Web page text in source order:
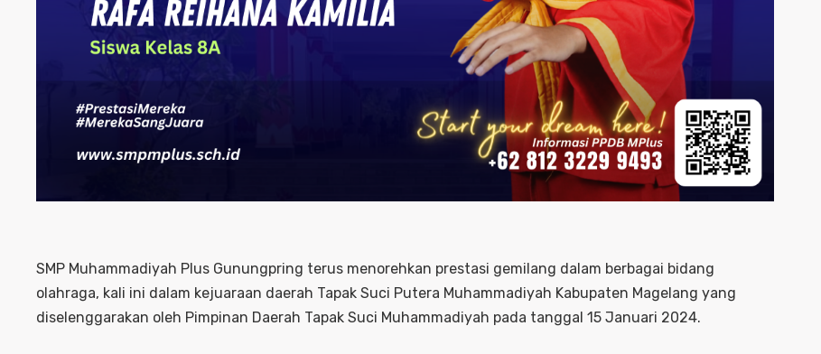
SMP Muhammadiyah Plus Gunungpring terus menorehkan prestasi gemilang dalam berbagai bidang
olahraga, kali ini dalam kejuaraan daerah Tapak Suci Putera Muhammadiyah Kabupaten Magelang yang
diselenggarakan oleh Pimpinan Daerah Tapak Suci Muhammadiyah pada tanggal 15 Januari 2024.